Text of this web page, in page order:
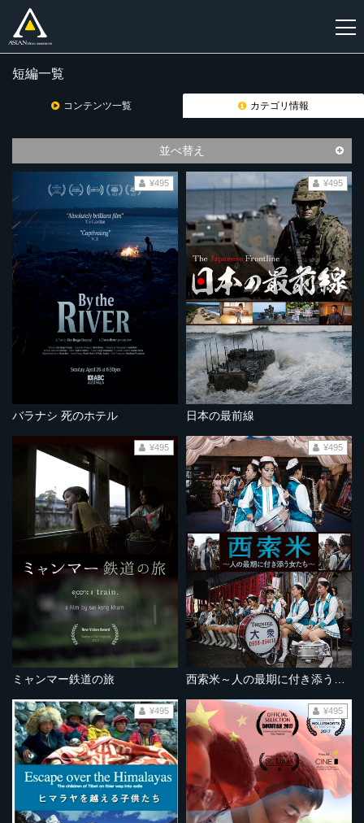
登
短編一覧
コンテンツ一覧 カテゴリ情報
並べ替え
バラナシ 死のホテル
¥495
日本の最前線
¥495
ミャンマー鉄道の旅
¥495 ¥495
¥495 ¥495